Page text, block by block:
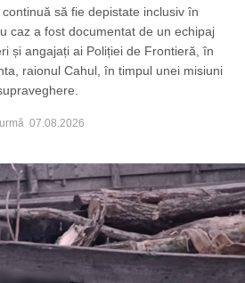
avut de suferit, iar reprezentanții
atât pompierilor din Drochia, cât și
să fie depistate inclusiv în
caz a fost documentat de un echipaj
și angajați ai Poliției de Frontieră, în
raionul Cahul, în timpul unei misiuni
07.08.2026